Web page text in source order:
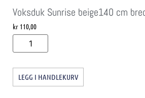
Voksduk Sunrise beige140 cm
kr 110,00
LEGG I HANDLEKURV